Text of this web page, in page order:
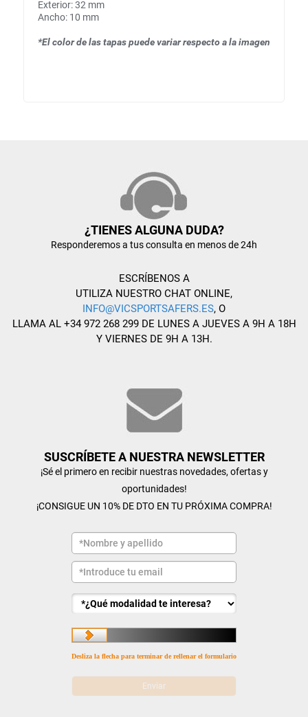
Exterior: 32 mm
Ancho: 10 mm
*El color de las tapas puede variar respecto a la imagen
¿TIENES ALGUNA DUDA?
Responderemos a tus consulta en menos de 24h
ESCRÍBENOS A
UTILIZA NUESTRO CHAT ONLINE,
INFO@VICSPORTSAFERS.ES, O
LLAMA AL +34 972 268 299 DE LUNES A JUEVES A 9H A 18H
Y VIERNES DE 9H A 13H.
SUSCRÍBETE A NUESTRA NEWSLETTER
¡Sé el primero en recibir nuestras novedades, ofertas y
oportunidades!
¡CONSIGUE UN 10% DE DTO EN TU PRÓXIMA COMPRA!
Desliza la flecha para terminar de rellenar el formulario